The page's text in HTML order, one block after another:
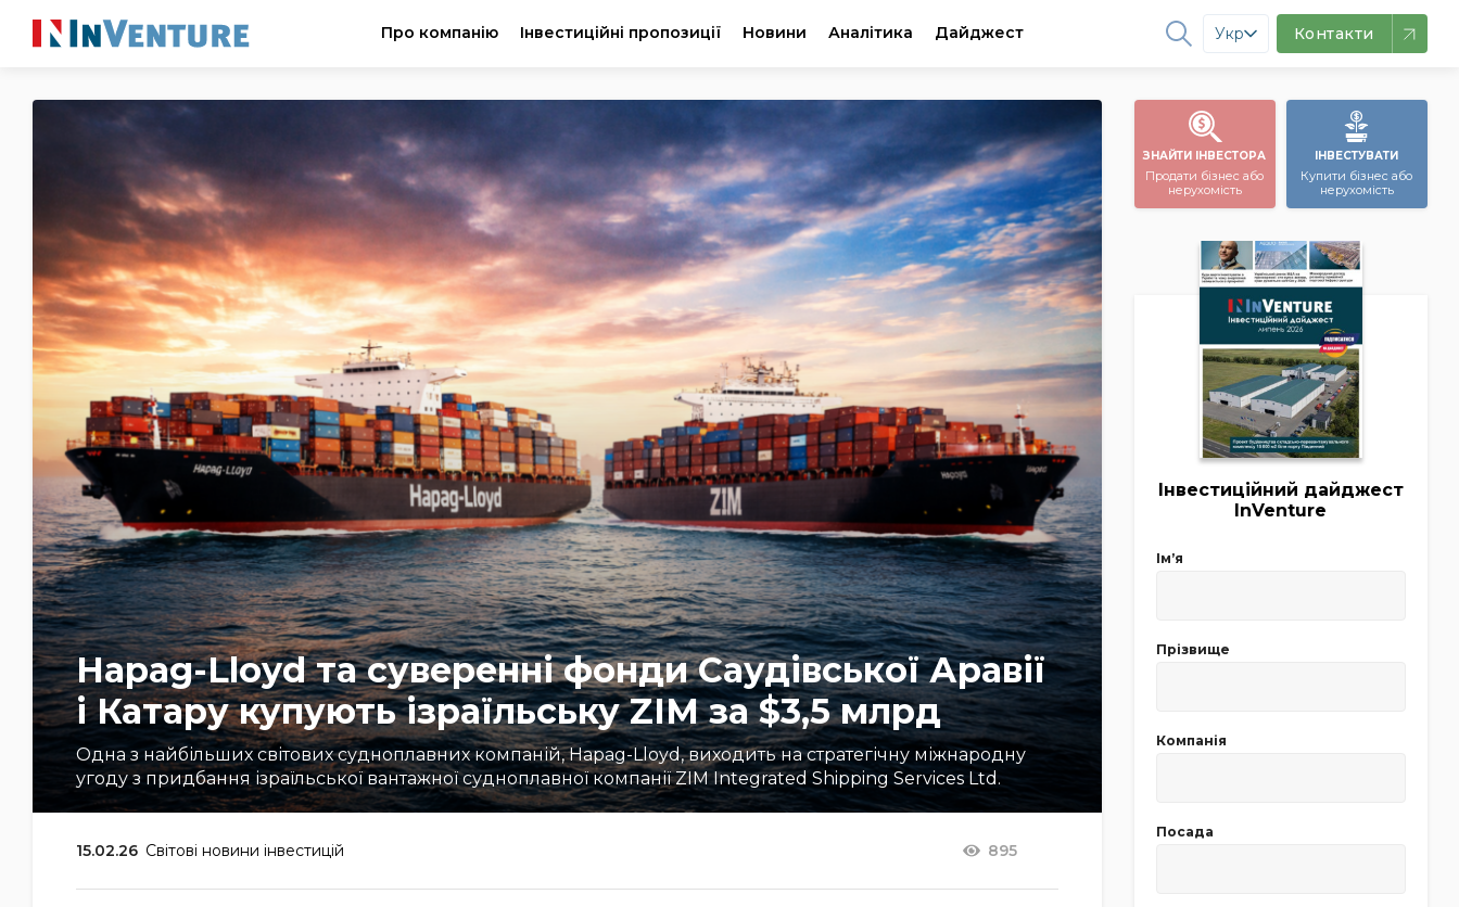
Про компанію Інвестиційні пропозиції Новини Аналітика Дайджест Укр Контакти
Hapag-Lloyd та суверенні фонди Саудівської Аравії
і Катару купують ізраїльську ZIM за $3,5 млрд
Одна з найбільших світових судноплавних компаній, Hapag-Lloyd, виходить на стратегічну міжнародну
угоду з придбання ізраїльської вантажної судноплавної компанії ZIM Integrated Shipping Services Ltd.
15.02.26 Світові новини інвестицій 895
ЗНАЙТИ ІНВЕСТОРА
Продати бізнес або
нерухомість
ІНВЕСТУВАТИ
Купити бізнес або
нерухомість
Інвестиційний дайджест
InVenture
Імʼя
Прізвище
Компанія
Посада